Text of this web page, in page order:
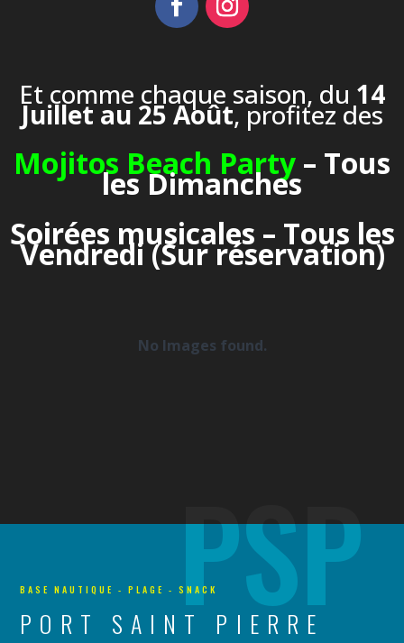
Et comme chaque saison, du 14
Juillet au 25 Août, profitez des
Mojitos Beach Party – Tous
les Dimanches
Soirées musicales – Tous les
Vendredi (Sur réservation)
No Images found.
PSP
BASE NAUTIQUE - PLAGE - SNACK
PORT SAINT PIERRE